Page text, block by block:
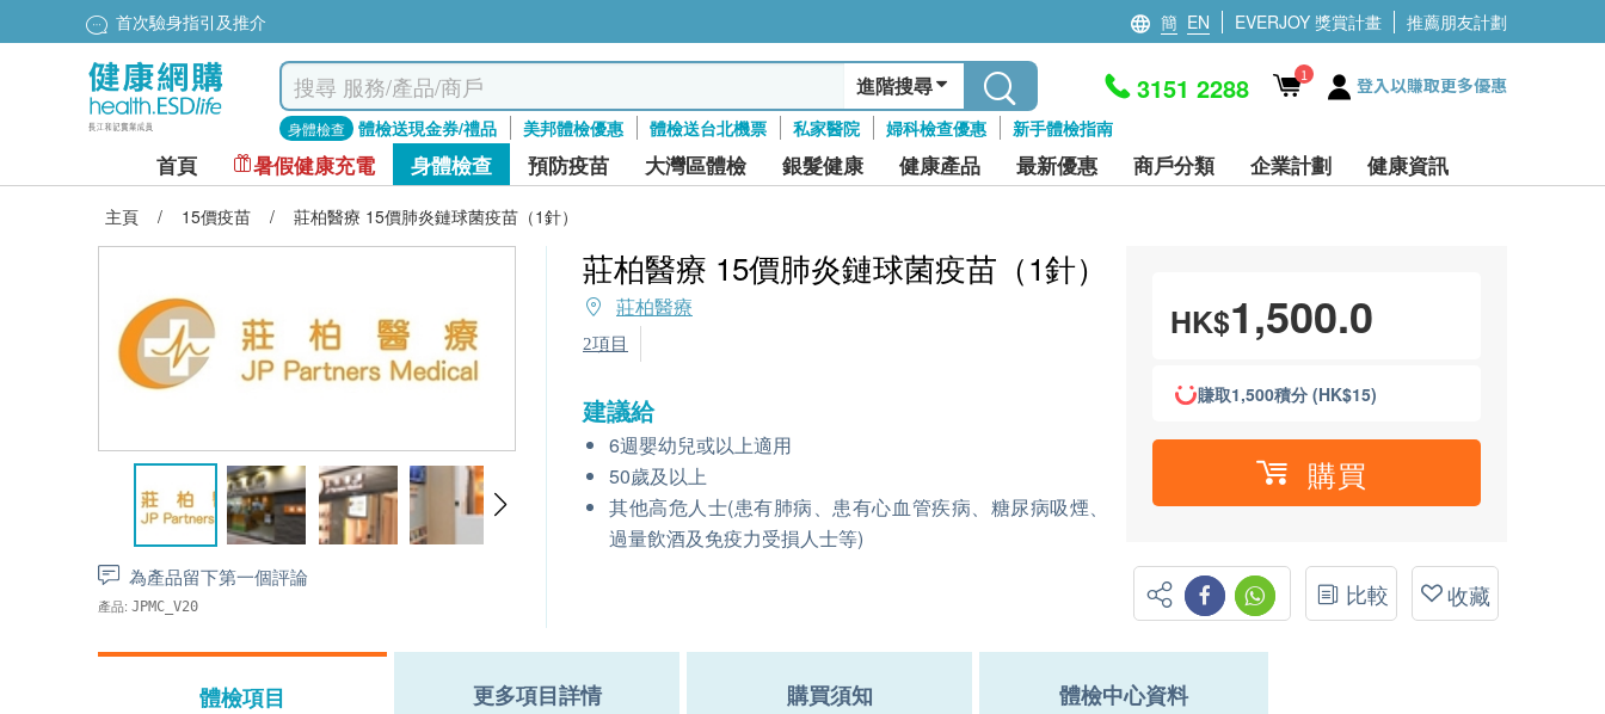
首次驗身指引及推介 簡 EN EVERJOY 獎賞計畫 推薦朋友計劃
進階搜尋
身體檢查 體檢送現金券/禮品 美邦體檢優惠 體檢送台北機票 私家醫院 婦科檢查優惠 新手體檢指南
3151 2288 1 登入以賺取更多優惠
首頁 暑假健康充電 身體檢查 預防疫苗 大灣區體檢 銀髮健康 健康產品 最新優惠 商戶分類 企業計劃 健康資訊
主頁 / 15價疫苗 / 莊柏醫療 15價肺炎鏈球菌疫苗（1針）
為產品留下第一個評論
產品: JPMC_V20
莊柏醫療 15價肺炎鏈球菌疫苗（1針）
莊柏醫療
2項目
建議給
6週嬰幼兒或以上適用
50歲及以上
其他高危人士(患有肺病、患有心血管疾病、糖尿病吸煙、
過量飲酒及免疫力受損人士等)
HK$1,500.0
賺取1,500積分 (HK$15)
購買
比較 收藏
體檢項目 更多項目詳情 購買須知 體檢中心資料